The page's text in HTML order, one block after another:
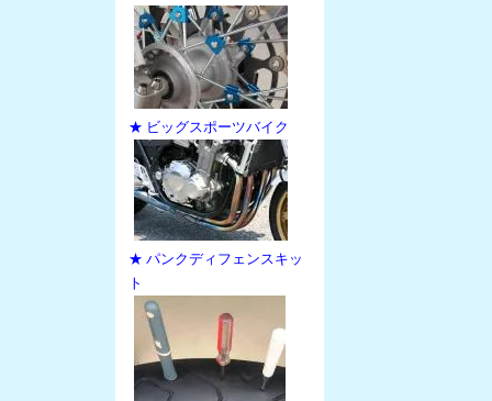
★ ビッグスポーツバイク
★ パンクディフェンスキッ
ト